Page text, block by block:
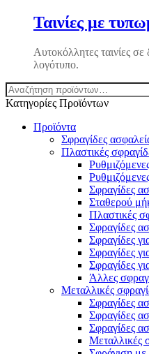
Ταινίες με
Αυτοκόλλητες ταινίες
λογότυπο.
Κατηγορίες Προϊόντων
Προϊόντα
Σφραγίδες
Πλαστικές
Σφραγίδες
Σταθερού
Πλαστικές
Σφραγίδες
Σφραγίδες
Σφραγίδες
Σφραγίδες
Άλλες
Μεταλλικές
Σφραγίδες
Σφραγίδες
Σφραγίδες
Μεταλλικές